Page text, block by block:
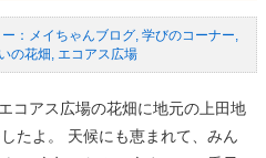
メイちゃんブログ, 学びのコーナー,
の花畑 , エコアス広場
コアス広場の花畑に地元の上田地
たよ。 天候にも恵まれて、みん